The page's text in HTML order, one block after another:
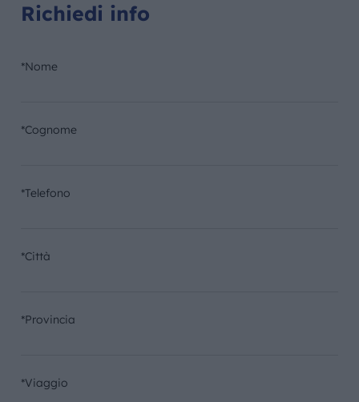
Richiedi info
*Nome
*Cognome
*Telefono
*Città
*Provincia
*Viaggio